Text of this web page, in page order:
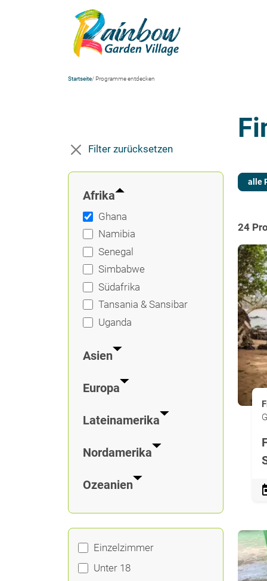
Startseite/ Programme entdecken
alle
24
Filter zurücksetzen
Afrika
Ghana
Namibia
Senegal
Simbabwe
Südafrika
Tansania & Sansibar
Uganda
Asien
Europa
Lateinamerika
Nordamerika
Ozeanien
Einzelzimmer
Unter 18